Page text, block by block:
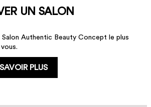
UN SALON
Salon Authentic Beauty Concept le plus
PLUS